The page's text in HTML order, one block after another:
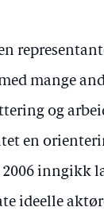
mange
og
en
2006 inngikk
ideelle